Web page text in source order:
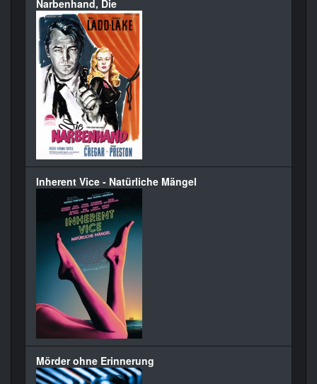
Narbenhand, Die
Inherent Vice - Natürliche Mängel
Mörder ohne Erinnerung